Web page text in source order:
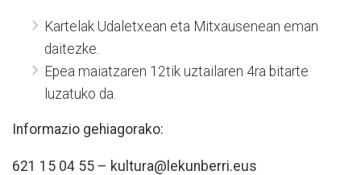
Kartelak Udaletxean eta Mitxausenean eman
daitezke.
Epea maiatzaren 12tik uztailaren 4ra bitarte
luzatuko da.
Informazio gehiagorako:
621 15 04 55 – kultura@lekunberri.eus